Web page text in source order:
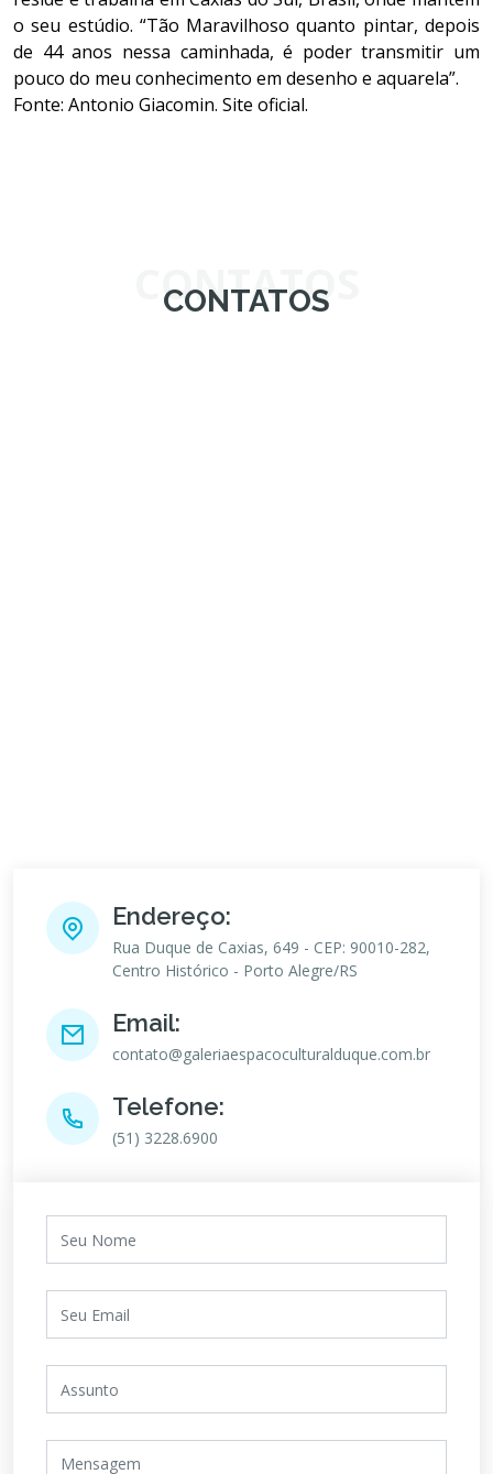
o seu estúdio. “Tão Maravilhoso quanto pintar, depois
de 44 anos nessa caminhada, é poder transmitir um
pouco do meu conhecimento em desenho e aquarela”.
Fonte: Antonio Giacomin. Site oficial.
CONTATOS
CONTATOS
Endereço:
Rua Duque de Caxias, 649 - CEP: 90010-282,
Centro Histórico - Porto Alegre/RS
Email:
contato@galeriaespacoculturalduque.com.br
Telefone:
(51) 3228.6900